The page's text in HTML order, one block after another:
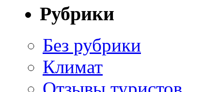
Рубрики
Без рубрики
Климат